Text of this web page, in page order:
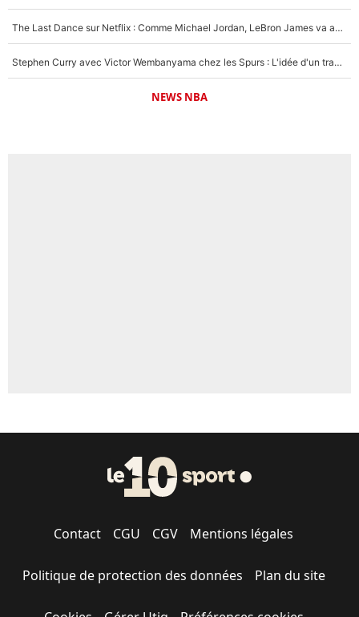
The Last Dance sur Netflix : Comme Michael Jordan, LeBron James va avoir le droit à sa série !
Stephen Curry avec Victor Wembanyama chez les Spurs : L'idée d'un trade historique est lancée en NBA !
NEWS NBA
Contact CGU CGV Mentions légales
Politique de protection des données Plan du site